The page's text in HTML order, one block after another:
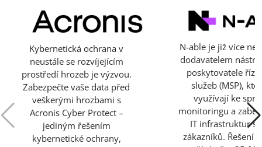
Kybernetická ochrana v
neustále se rozvíjejícím
prostředí hrozeb je výzvou.
Zabezpečte vaše data před
veškerými hrozbami s
Acronis Cyber Protect –
jediným řešením
kybernetické ochrany,
N-able je již více
dodavatelem
poskytovatele
služeb (MSP),
využívají ke
monitoringu a
IT infrastruktur
zákazníků. Řešení